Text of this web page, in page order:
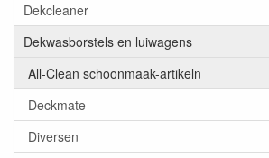
Dekcleaner
Dekwasborstels en luiwagens
All-Clean schoonmaak-artikeln
Deckmate
Diversen